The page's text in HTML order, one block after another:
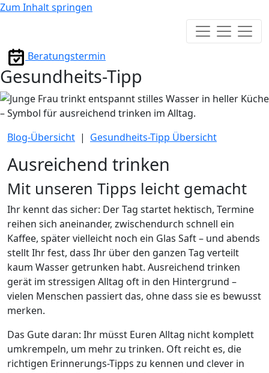
Zum Inhalt springen
Hauptmenü
Beratungstermin
Gesundheits-Tipp
Blog-Übersicht | Gesundheits-Tipp Übersicht
Ausreichend trinken
Mit unseren Tipps leicht gemacht
Ihr kennt das sicher: Der Tag startet hektisch, Termine
reihen sich aneinander, zwischendurch schnell ein
Kaffee, später vielleicht noch ein Glas Saft – und abends
stellt Ihr fest, dass Ihr über den ganzen Tag verteilt
kaum Wasser getrunken habt. Ausreichend trinken
gerät im stressigen Alltag oft in den Hintergrund –
vielen Menschen passiert das, ohne dass sie es bewusst
merken.
Das Gute daran: Ihr müsst Euren Alltag nicht komplett
umkrempeln, um mehr zu trinken. Oft reicht es, die
richtigen Erinnerungs-Tipps zu kennen und clever in